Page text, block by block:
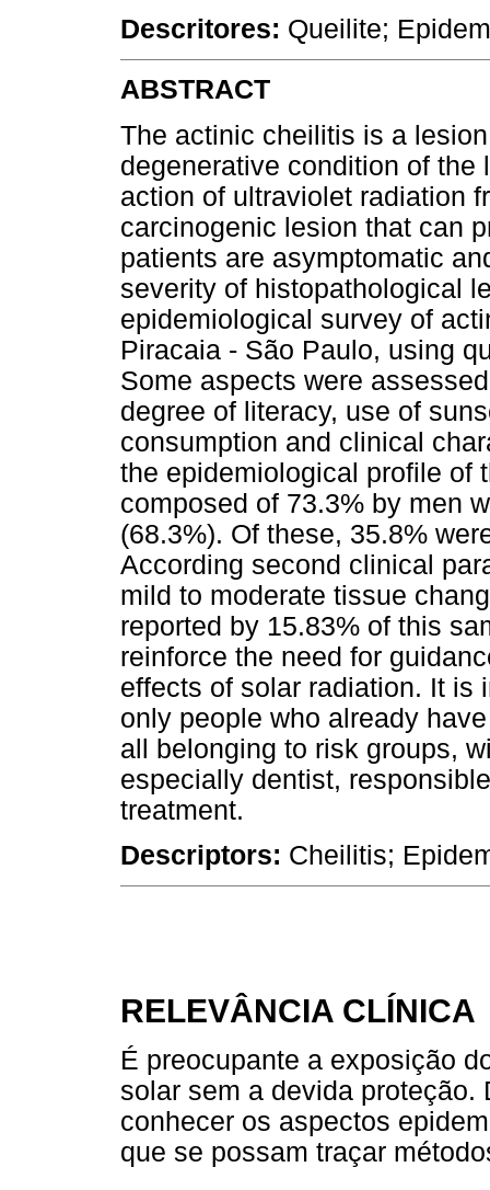
Descritores: Queilite;
ABSTRACT
The actinic cheilitis is a
degenerative condition of
action of ultraviolet radiation
carcinogenic lesion that can
patients are asymptomatic
severity of histopathological
epidemiological survey of
Piracaia - São Paulo, using
Some aspects were
degree of literacy, use of
consumption and clinical
the epidemiological profile of
composed of 73.3% by men
(68.3%). Of these, 35.8%
According second clinical
mild to moderate tissue
reported by 15.83% of this
reinforce the need for
effects of solar radiation. It is
only people who already
all belonging to risk groups,
especially dentist,
treatment.
Descriptors: Cheilitis;
RELEVÂNCIA CLÍNICA
É preocupante a exposição
solar sem a devida proteção.
conhecer os aspectos
que se possam traçar